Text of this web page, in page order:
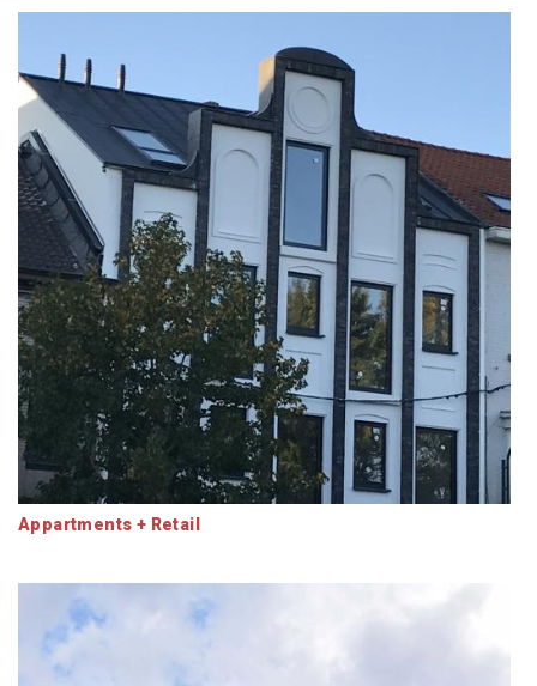
Appartments + Retail